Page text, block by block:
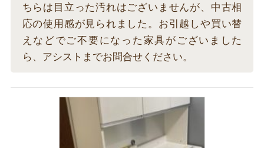
ちらは目立った汚れはございませんが、中古相
応の使用感が見られました。お引越しや買い替
えなどでご不要になった家具がございました
ら、アシストまでお問合せください。